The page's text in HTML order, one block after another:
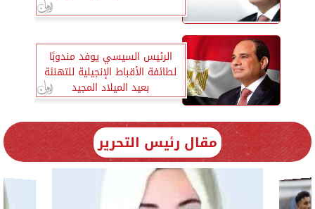
الرئيس السيسي يوفد مندوبًا
لطائفة الأقباط الإنجيلية للتهنئة
بعيد الميلاد المجيد
مقال رئيس التحرير